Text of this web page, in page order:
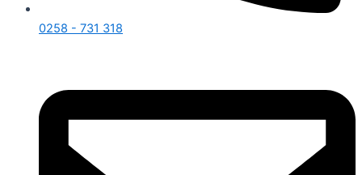
0258 - 731 318